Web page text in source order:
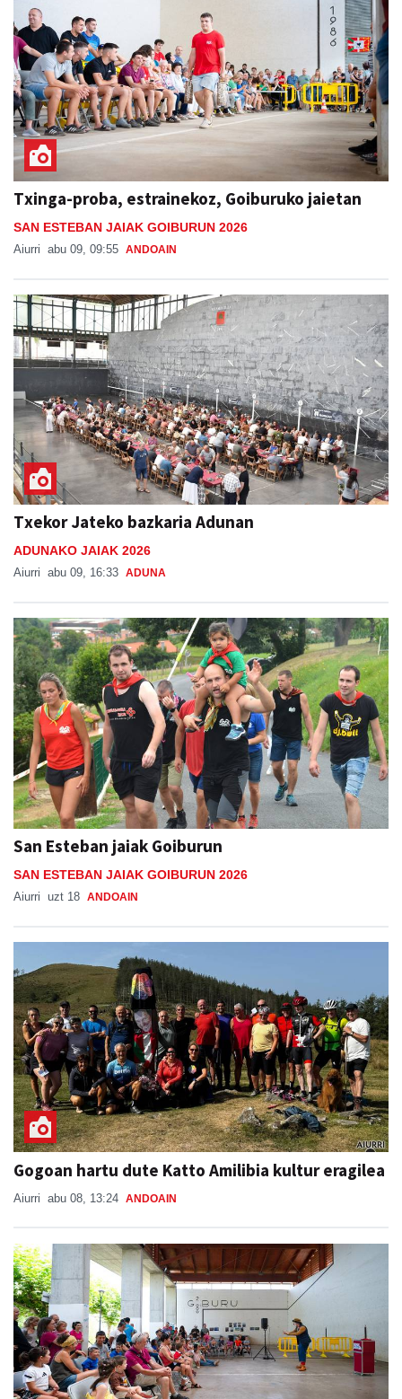
Txinga-proba, estrainekoz, Goiburuko jaietan
SAN ESTEBAN JAIAK GOIBURUN 2026
Aiurri abu 09, 09:55 ANDOAIN
Txekor Jateko bazkaria Adunan
ADUNAKO JAIAK 2026
Aiurri abu 09, 16:33 ADUNA
San Esteban jaiak Goiburun
SAN ESTEBAN JAIAK GOIBURUN 2026
Aiurri uzt 18 ANDOAIN
Gogoan hartu dute Katto Amilibia kultur eragilea
Aiurri abu 08, 13:24 ANDOAIN